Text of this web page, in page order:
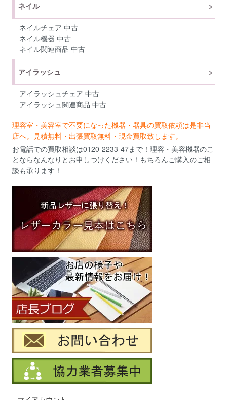
ネイル
ネイルチェア 中古
ネイル機器 中古
ネイル関連商品 中古
アイラッシュ
アイラッシュチェア 中古
アイラッシュ関連商品 中古
理容室・美容室で不要になった機器・器具の買取依頼は是非当
店へ。見積無料・出張買取無料・現金買取致します。
お電話での買取相談は0120-2233-47まで！理容・美容機器のこ
とならなんなりとお申しつけください！もちろんご購入のご相
談も承ります！